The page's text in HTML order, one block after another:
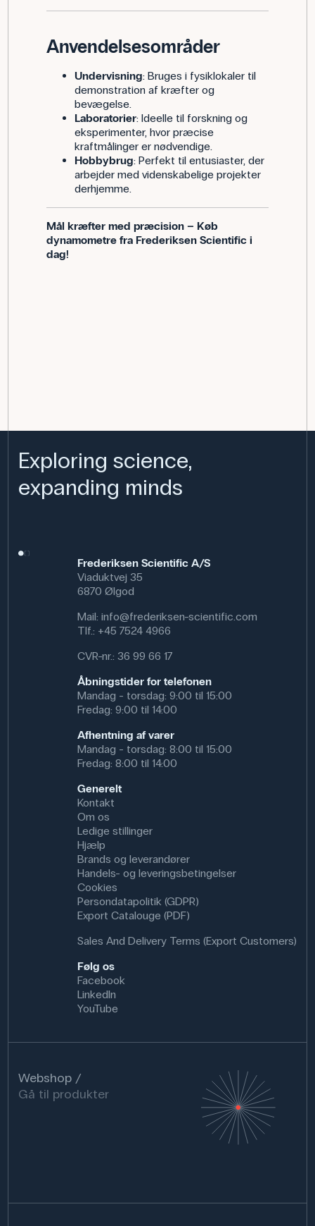
Anvendelsesområder
Undervisning: Bruges i fysiklokaler til
demonstration af kræfter og
bevægelse.
Laboratorier: Ideelle til forskning og
eksperimenter, hvor præcise
kraftmålinger er nødvendige.
Hobbybrug: Perfekt til entusiaster, der
arbejder med videnskabelige projekter
derhjemme.
Mål kræfter med præcision – Køb
dynamometre fra Frederiksen Scientific i
dag!
Exploring science,
expanding minds
Frederiksen Scientific A/S
Viaduktvej 35
6870 Ølgod
Mail: info@frederiksen-scientific.com
Tlf.: +45 7524 4966
CVR-nr.: 36 99 66 17
Åbningstider for telefonen
Mandag - torsdag: 9:00 til 15:00
Fredag: 9:00 til 14:00
Afhentning af varer
Mandag - torsdag: 8:00 til 15:00
Fredag: 8:00 til 14:00
Generelt
Kontakt
Om os
Ledige stillinger
Hjælp
Brands og leverandører
Handels- og leveringsbetingelser
Cookies
Persondatapolitik (GDPR)
Export Catalouge (PDF)
Sales And Delivery Terms (Export Customers)
Følg os
Facebook
LinkedIn
YouTube
Webshop
Gå til produkter